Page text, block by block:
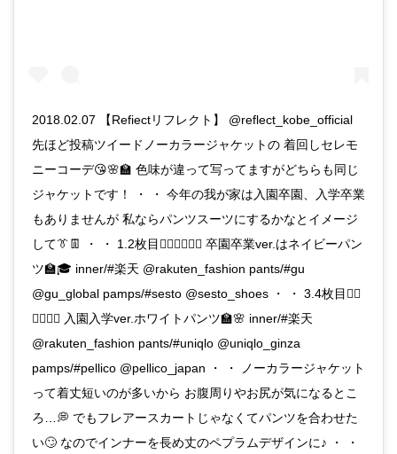
2018.02.07 【Refiectリフレクト】 @reflect_kobe_official
先ほど投稿ツイードノーカラージャケットの 着回しセレモ
ニーコーデ😘🌸🏫 色味が違って写ってますがどちらも同じ
ジャケットです！ ・ ・ 今年の我が家は入園卒園、入学卒業
もありませんが 私ならパンツスーツにするかなとイメージ
して👔👖 ・ ・ 1.2枚目👉🏻👉🏻👉🏻 卒園卒業ver.はネイビーパン
ツ🏫🎓 inner/#楽天 @rakuten_fashion pants/#gu
@gu_global pamps/#sesto @sesto_shoes ・ ・ 3.4枚目👉🏻
👉🏻👉🏻 入園入学ver.ホワイトパンツ🏫🌸 inner/#楽天
@rakuten_fashion pants/#uniqlo @uniqlo_ginza
pamps/#pellico @pellico_japan ・ ・ ノーカラージャケット
って着丈短いのが多いから お腹周りやお尻が気になるとこ
ろ…💭 でもフレアースカートじゃなくてパンツを合わせた
い🙄 なのでインナーを長め丈のペプラムデザインに♪ ・ ・